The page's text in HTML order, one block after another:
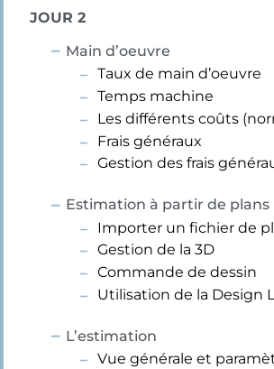
JOUR 2
Main d’oeuvre
Taux de main d’oeuvre
Temps machine
Les différents coûts
Frais généraux
Gestion des frais
Estimation à partir de plans
Importer un fichier de
Gestion de la 3D
Commande de dessin
Utilisation de la Design
L’estimation
Vue générale et